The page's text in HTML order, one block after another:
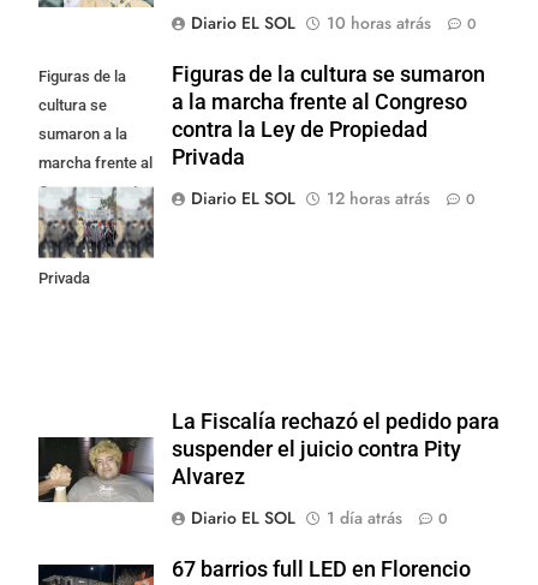
Diario EL SOL
10 horas atrás 0
Figuras de la
cultura se
sumaron a la
marcha frente al
Congreso contra
la Ley de
Propiedad
Privada
Figuras de la cultura se sumaron
a la marcha frente al Congreso
contra la Ley de Propiedad
Privada
Diario EL SOL
12 horas atrás 0
La Fiscalía rechazó el pedido para
suspender el juicio contra Pity
Alvarez
Diario EL SOL
1 día atrás 0
67 barrios full LED en Florencio